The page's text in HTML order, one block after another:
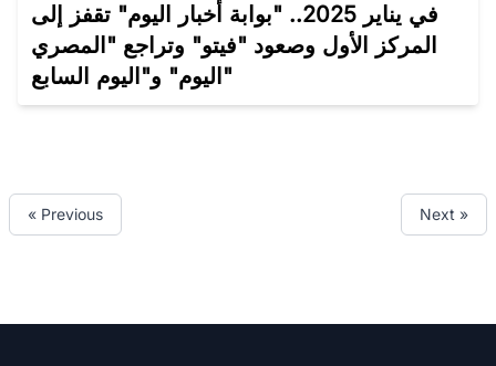
في يناير 2025.. "بوابة أخبار اليوم" تقفز إلى
المركز الأول وصعود "فيتو" وتراجع "المصري
اليوم" و"اليوم السابع"
« Previous Next »